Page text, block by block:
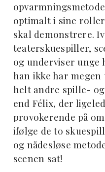
optimalt i sine
skal demonstrere.
teaterskuespiller,
og underviser unge
han ikke har
helt andre spille-
end Félix, der
provokerende på
ifølge de to
og nådesløse
scenen sat!